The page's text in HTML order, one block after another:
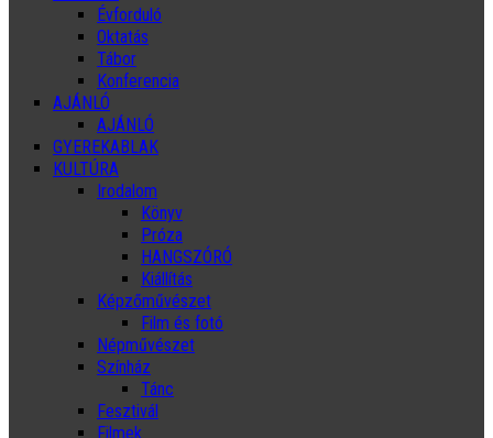
Évforduló
Oktatás
Tábor
Konferencia
AJÁNLÓ
AJÁNLÓ
GYEREKABLAK
KULTÚRA
Irodalom
Könyv
Próza
HANGSZÓRÓ
Kiállítás
Képzőművészet
Film és fotó
Népművészet
Színház
Tánc
Fesztivál
Filmek